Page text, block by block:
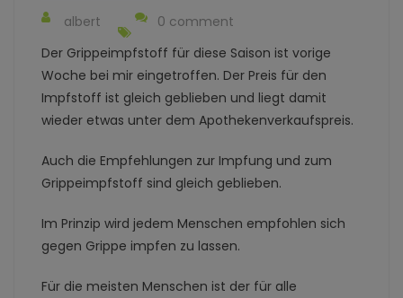
albert
0 comment
Der Grippeimpfstoff für diese Saison ist vorige
Woche bei mir eingetroffen. Der Preis für den
Impfstoff ist gleich geblieben und liegt damit
wieder etwas unter dem Apothekenverkaufspreis.
Auch die Empfehlungen zur Impfung und zum
Grippeimpfstoff sind gleich geblieben.
Im Prinzip wird jedem Menschen empfohlen sich
gegen Grippe impfen zu lassen.
Für die meisten Menschen ist der für alle